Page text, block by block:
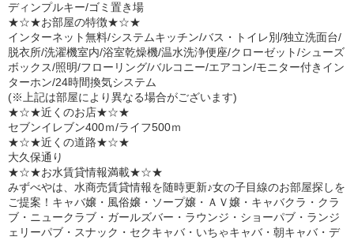
ディンプルキー/ゴミ置き場
★☆★お部屋の特徴★☆★
インターネット無料/システムキッチン/バス・トイレ別/独立洗面台/
脱衣所/洗濯機室内/浴室乾燥機/温水洗浄便座/クローゼット/シューズ
ボックス/照明/フローリング/バルコニー/エアコン/モニター付きイン
ターホン/24時間換気システム
(※上記は部屋により異なる場合がございます)
★☆★近くのお店★☆★
セブンイレブン400ｍ/ライフ500ｍ
★☆★近くの道路★☆★
大久保通り
★☆★お水賃貸情報満載★☆★
みずべやは、水商売賃貸情報を随時更新♪女の子目線のお部屋探しを
ご提案！キャバ嬢・風俗嬢・ソープ嬢・ＡＶ嬢・キャバクラ・クラ
ブ・ニュークラブ・ガールズバー・ラウンジ・ショーパブ・ランジ
ェリーパブ・スナック・セクキャバ・いちゃキャバ・朝キャバ・デ